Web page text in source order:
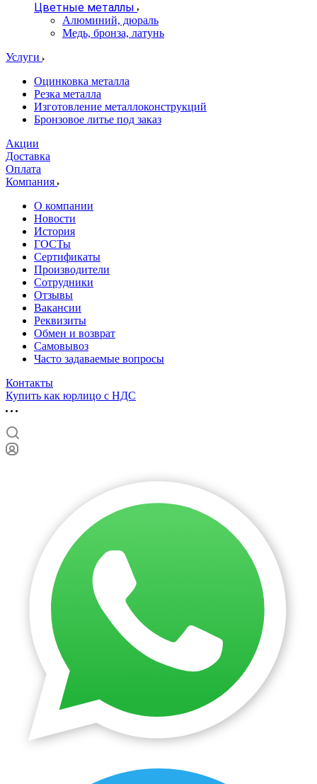
Цветные металлы
Алюминий, дюраль
Медь, бронза, латунь
Услуги
Оцинковка металла
Резка металла
Изготовление металлоконструкций
Бронзовое литье под заказ
Акции
Доставка
Оплата
Компания
О компании
Новости
История
ГОСТы
Сертификаты
Производители
Сотрудники
Отзывы
Вакансии
Реквизиты
Обмен и возврат
Самовывоз
Часто задаваемые вопросы
Контакты
Купить как юрлицо с НДС